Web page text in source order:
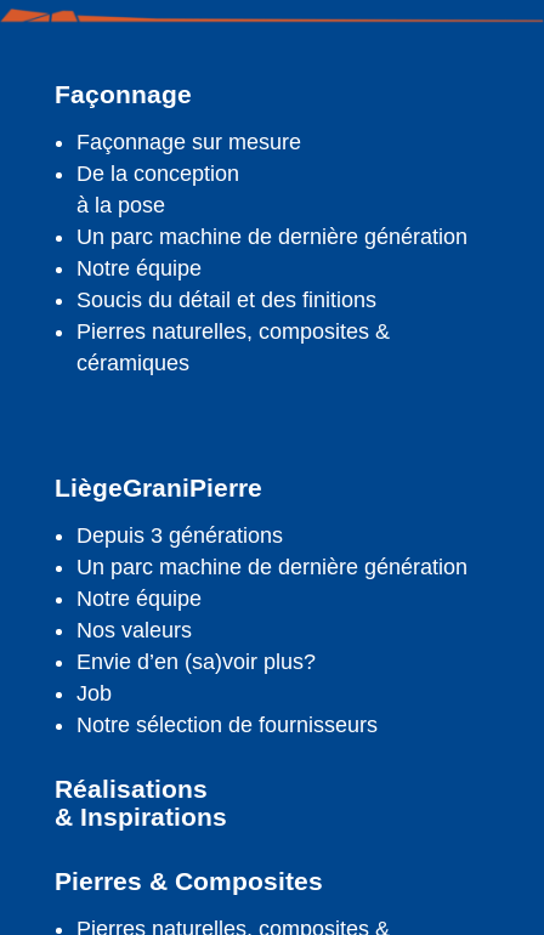
Façonnage
Façonnage sur mesure
De la conception
à la pose
Un parc machine de dernière génération
Notre équipe
Soucis du détail et des finitions
Pierres naturelles, composites &
céramiques
LiègeGraniPierre
Depuis 3 générations
Un parc machine de dernière génération
Notre équipe
Nos valeurs
Envie d’en (sa)voir plus?
Job
Notre sélection de fournisseurs
Réalisations
& Inspirations
Pierres & Composites
Pierres naturelles, composites &